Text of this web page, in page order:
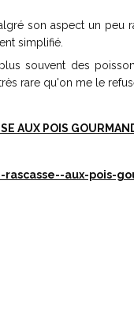
son aspect un
simplifié.
souvent des
rare qu'on me le
AUX POIS